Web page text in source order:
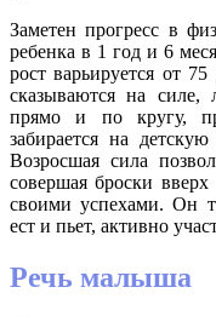
Заметен прогресс в
ребенка в 1 год и 6
рост варьируется от
сказываются на силе,
прямо и по кругу,
забирается на
Возросшая сила
совершая броски
своими успехами. Он
ест и пьет, активно
Речь малыша